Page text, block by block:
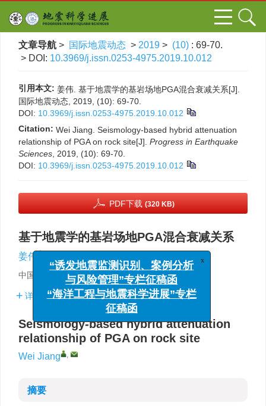
文章导航 > 国际地震动态 > 2019 > (10) : 69-70.
> DOI: 10.3969/j.issn.0253-4975.2019.10.012
引用本文: 姜伟. 基于地震学的基岩场地PGA混合衰减关系[J].
国际地震动态, 2019, (10): 69-70.
DOI: 10.3969/j.issn.0253-4975.2019.10.012
Citation: Wei Jiang. Seismology-based hybrid attenuation
relationship of PGA on rock site[J]. Progress in Earthquake
Sciences , 2019, (10): 69-70.
DOI: 10.3969/j.issn.0253-4975.2019.10.012
PDF下载 (320 KB)
基于地震学的基岩场地PGA混合衰减关系
姜伟
中国地震局工程力学研究所，哈尔滨 150080
详细信息
Seismology-based hybrid attenuation
relationship of PGA on rock site
Wei Jiang ,
摘要
x
与风险管理”专栏征稿函
“海洋工程与地震科学进展”专栏
征稿函